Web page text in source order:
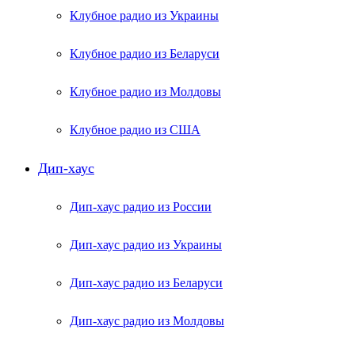
Клубное радио из Украины
Клубное радио из Беларуси
Клубное радио из Молдовы
Клубное радио из США
Дип-хаус
Дип-хаус радио из России
Дип-хаус радио из Украины
Дип-хаус радио из Беларуси
Дип-хаус радио из Молдовы